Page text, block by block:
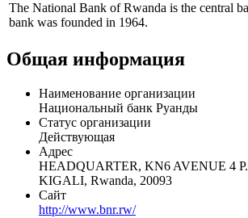
The National Bank of Rwanda is the central
bank was founded in 1964.
Общая информация
Наименование организации
Национальный банк Руанды
Статус организации
Действующая
Адрес
HEADQUARTER, KN6 AVENUE 4
KIGALI, Rwanda, 20093
Сайт
http://www.bnr.rw/